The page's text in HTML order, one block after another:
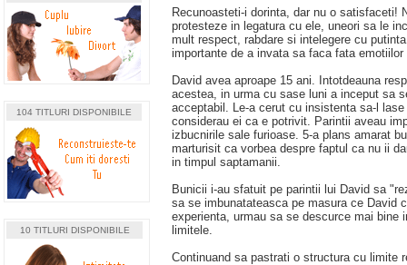
104 TITLURI DISPONIBILE
10 TITLURI DISPONIBILE
Recunoasteti-i dorinta, dar nu o
protesteze in legatura cu ele, uneori sa le
mult respect, rabdare si intelegere cu
importante de a invata sa faca fata
David avea aproape 15 ani. Intotdeauna
acestea, in urma cu sase luni a inceput sa
acceptabil. Le-a cerut cu insistenta sa-l
considerau ei ca e potrivit. Parintii aveau
izbucnirile sale furioase. 5-a plans amarat
marturisit ca vorbea despre faptul ca nu ii
in timpul saptamanii.
Bunicii i-au sfatuit pe parintii lui David sa
sa se imbunatateasca pe masura ce David
experienta, urmau sa se descurce mai
limitele.
Continuand sa pastrati o structura cu limite